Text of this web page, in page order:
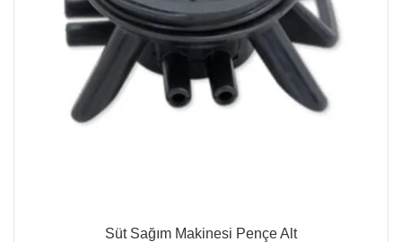
Süt Sağım Makinesi Pençe Alt